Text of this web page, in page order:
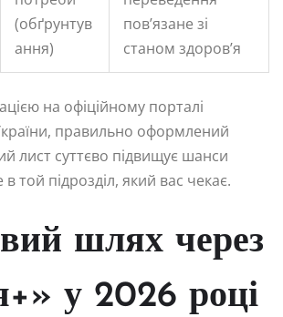
(обґрунтув
ання)
пов’язане зі
станом здоров’я
на офіційному порталі
правильно оформлений
лист суттєво підвищує шанси
той підрозділ, який вас чекає.
шлях через
у 2026 році